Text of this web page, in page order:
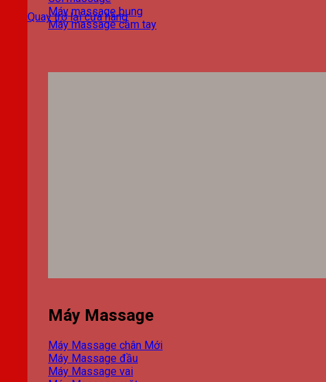
Quay trở lại cửa hàng
Máy massage bụng
Máy massage cầm tay
Máy Massage
Máy Massage chân
Máy Massage đầu
Máy Massage vai